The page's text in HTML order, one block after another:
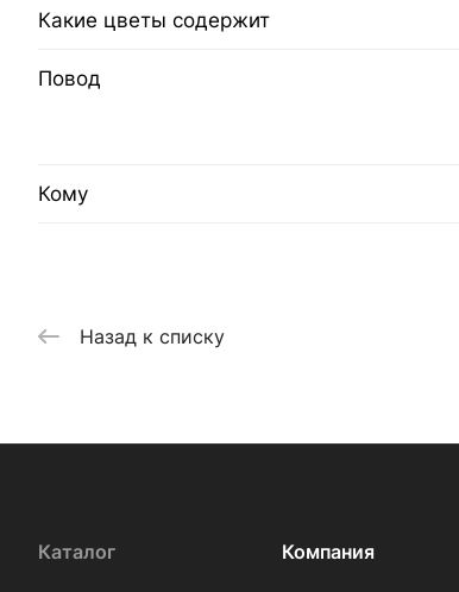
Какие цветы содержит
Повод
Кому
Назад к списку
Каталог Компания